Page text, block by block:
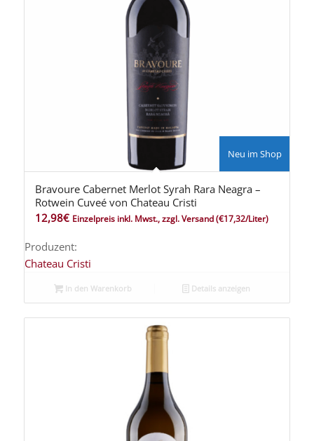
Neu im Shop
Bravoure Cabernet Merlot Syrah Rara Neagra –
Rotwein Cuveé von Chateau Cristi
12,98€ Einzelpreis inkl. Mwst., zzgl. Versand(€17,32/Liter)
Produzent:
Chateau Cristi
In den Warenkorb Details anzeigen